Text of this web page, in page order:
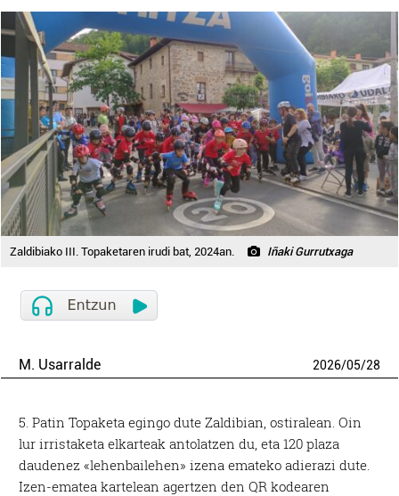
Zaldibiako III. Topaketaren irudi bat, 2024an. Iñaki Gurrutxaga
M. Usarralde 2026/05/28
5. Patin Topaketa egingo dute Zaldibian, ostiralean. Oin
lur irristaketa elkarteak antolatzen du, eta 120 plaza
daudenez «lehenbailehen» izena emateko adierazi dute.
Izen-ematea kartelean agertzen den QR kodearen